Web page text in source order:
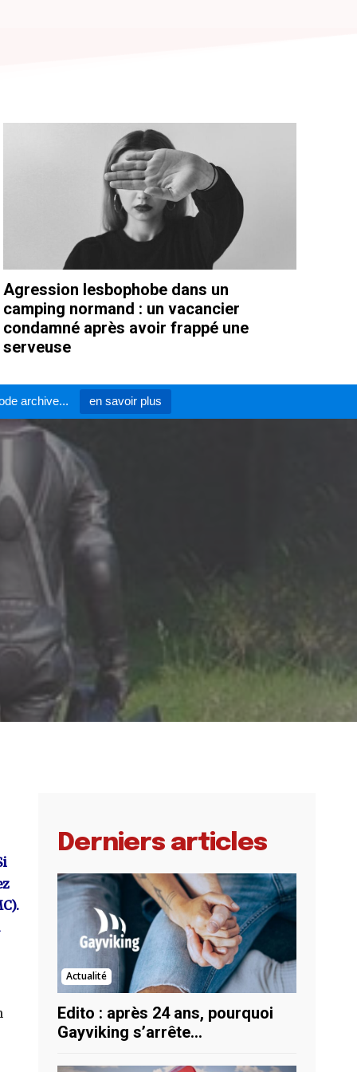
Agression lesbophobe dans un
camping normand : un vacancier
condamné après avoir frappé une
serveuse